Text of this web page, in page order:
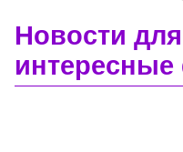
Новости